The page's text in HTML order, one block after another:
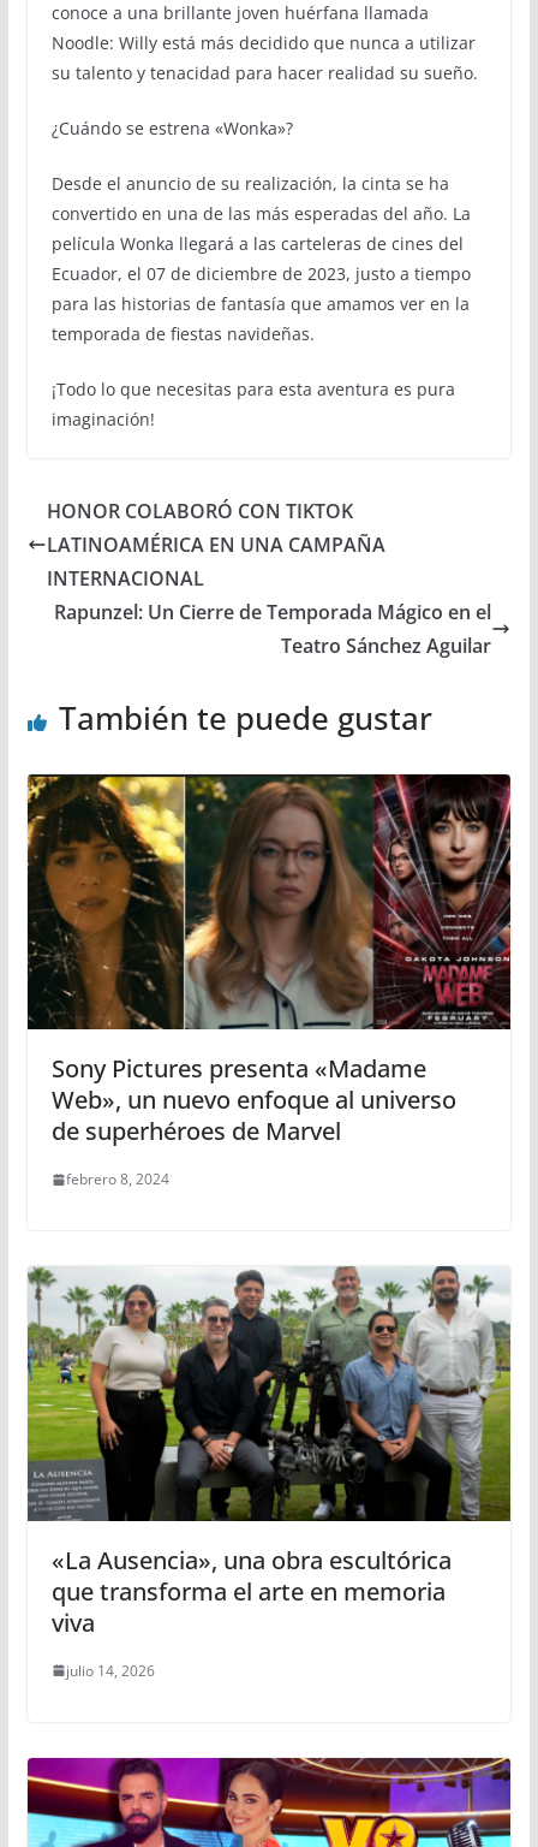
conoce a una brillante joven huérfana llamada
Noodle: Willy está más decidido que nunca a utilizar
su talento y tenacidad para hacer realidad su sueño.
¿Cuándo se estrena «Wonka»?
Desde el anuncio de su realización, la cinta se ha
convertido en una de las más esperadas del año. La
película Wonka llegará a las carteleras de cines del
Ecuador, el 07 de diciembre de 2023, justo a tiempo
para las historias de fantasía que amamos ver en la
temporada de fiestas navideñas.
¡Todo lo que necesitas para esta aventura es pura
imaginación!
HONOR COLABORÓ CON TIKTOK
LATINOAMÉRICA EN UNA CAMPAÑA
INTERNACIONAL
Rapunzel: Un Cierre de Temporada Mágico en el
Teatro Sánchez Aguilar
También te puede gustar
Sony Pictures presenta «Madame
Web», un nuevo enfoque al universo
de superhéroes de Marvel
febrero 8, 2024
«La Ausencia», una obra escultórica
que transforma el arte en memoria
viva
julio 14, 2026